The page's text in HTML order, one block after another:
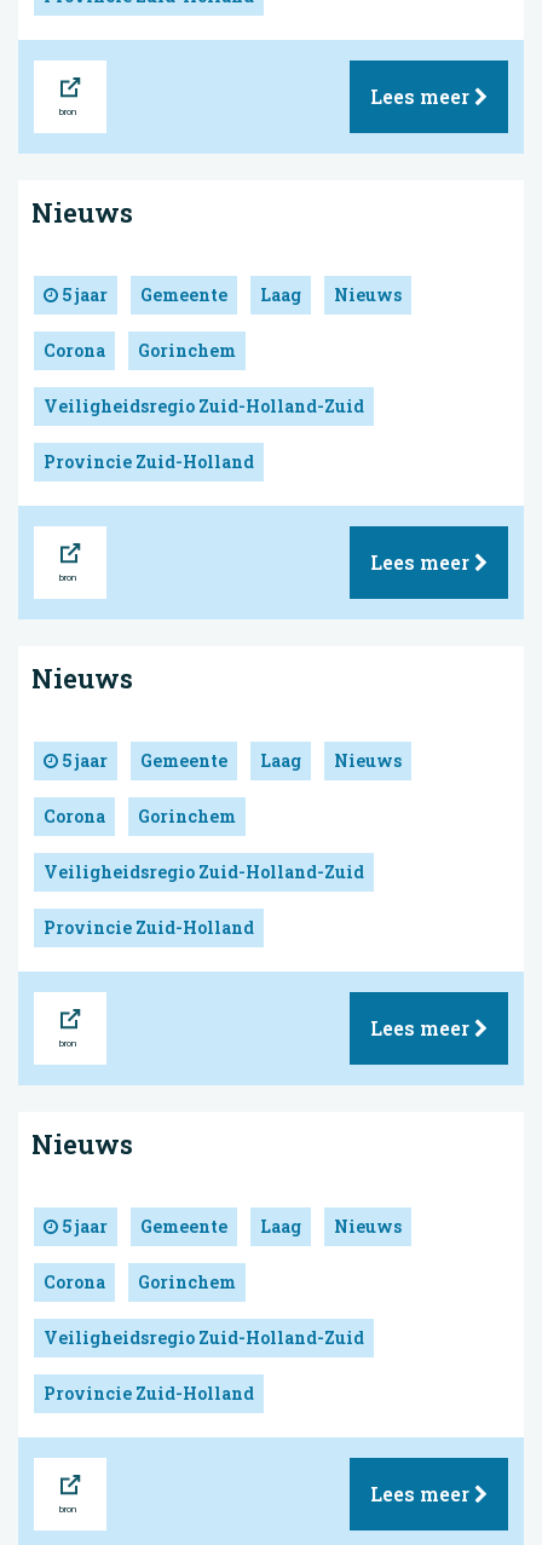
Lees meer
Nieuws
5 jaar Gemeente Laag Nieuws
Corona Gorinchem
Veiligheidsregio Zuid-Holland-Zuid
Provincie Zuid-Holland
Lees meer
Nieuws
5 jaar Gemeente Laag Nieuws
Corona Gorinchem
Veiligheidsregio Zuid-Holland-Zuid
Provincie Zuid-Holland
Lees meer
Nieuws
5 jaar Gemeente Laag Nieuws
Corona Gorinchem
Veiligheidsregio Zuid-Holland-Zuid
Provincie Zuid-Holland
Lees meer